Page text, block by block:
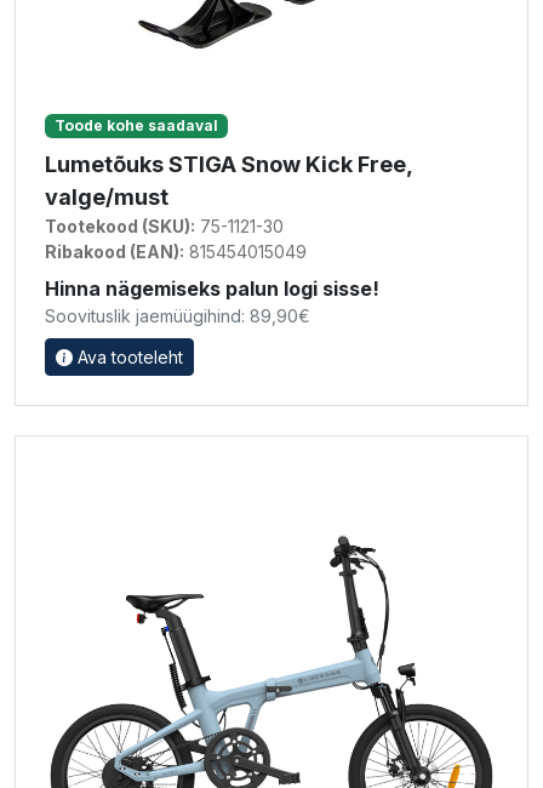
Toode kohe saadaval
Lumetõuks STIGA Snow Kick Free,
valge/must
Tootekood (SKU): 75-1121-30
Ribakood (EAN): 815454015049
Hinna nägemiseks palun logi sisse!
Soovituslik jaemüügihind: 89,90€
Ava tooteleht